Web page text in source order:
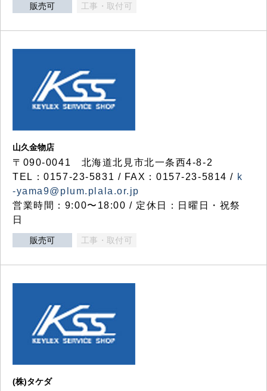
販売可 工事・取付可
山久金物店
〒090-0041 北海道北見市北一条西4-8-2
TEL：0157-23-5831 / FAX：0157-23-5814 / k
-yama9@plum.plala.or.jp
営業時間：9:00〜18:00 / 定休日：日曜日・祝祭
日
販売可 工事・取付可
(株)タケダ